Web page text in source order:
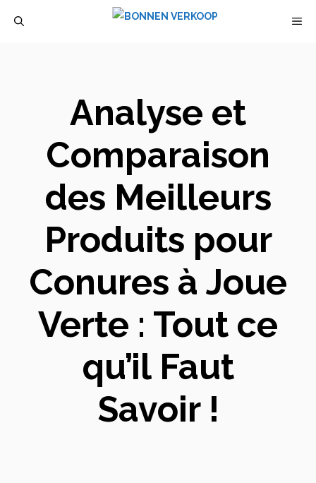
Analyse et
Comparaison
des Meilleurs
Produits pour
Conures à Joue
Verte : Tout ce
qu’il Faut
Savoir !